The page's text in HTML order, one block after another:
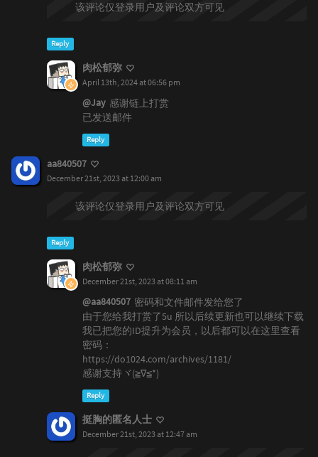
该评论仅登录用户及评论双方可见
Reply
肉松郁弥
April 13th, 2024 at 06:56 pm
@Jay 感谢链上打赏
已发送邮件
Reply
aa840507
December 21st, 2023 at 12:00 am
该评论仅登录用户及评论双方可见
Reply
肉松郁弥
December 21st, 2023 at 08:11 am
@aa840507 密码和文件邮件发给您了
由于您给我打赏了5u 所以后续更新也可以继续下载
我已把您的ID提升为会员，以后都可以在这里查看
密码：
https://do1024.com/archives/1181/
感谢支持ヾ(≧∇≦*)ゝ
Reply
挺胸的匿名人士
December 21st, 2023 at 12:47 am